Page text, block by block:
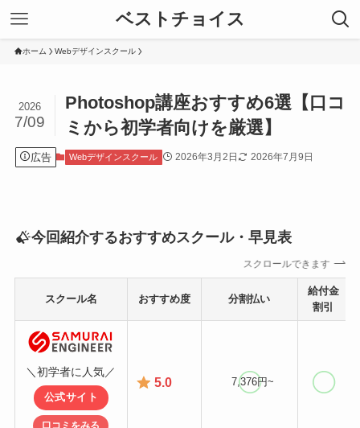
ベストチョイス
ホーム Webデザインスクール
Photoshop講座おすすめ6選【口コ
ミから初学者向けを厳選】
2026
7/09
広告 Webデザインスクール 2026年3月2日 2026年7月9日
今回紹介するおすすめスクール・早見表
スクロールできます
スクール名 おすすめ度 分割払い
給付金
割引
＼初学者に人気／
公式サイト
口コミをみる
5.0 7,376円~